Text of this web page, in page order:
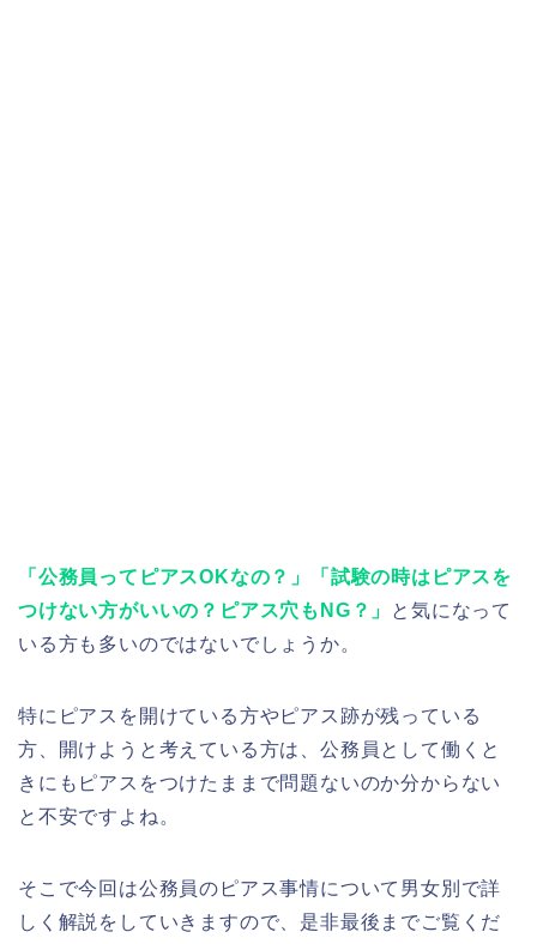
「公務員ってピアスOKなの？」「試験の時はピアスを
つけない方がいいの？ピアス穴もNG？」
と気になって
いる方も多いのではないでしょうか。
特にピアスを開けている方やピアス跡が残っている
方、開けようと考えている方は、公務員として働くと
きにもピアスをつけたままで問題ないのか分からない
と不安ですよね。
そこで今回は公務員のピアス事情について男女別で詳
しく解説をしていきますので、是非最後までご覧くだ